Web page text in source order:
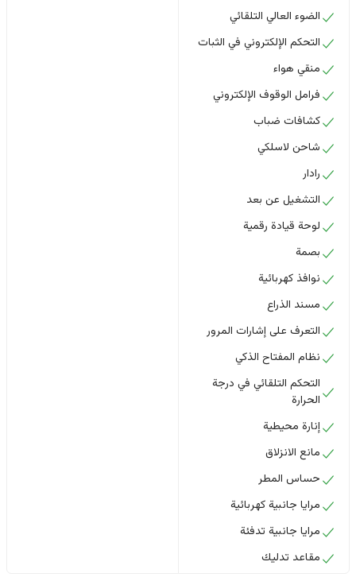
الضوء العالي التلقائي
التحكم الإلكتروني في الثبات
منقي هواء
فرامل الوقوف الإلكتروني
كشافات ضباب
شاحن لاسلكي
رادار
التشغيل عن بعد
لوحة قيادة رقمية
بصمة
نوافذ كهربائية
مسند الذراع
التعرف على إشارات المرور
نظام المفتاح الذكي
التحكم التلقائي في درجة
الحرارة
إنارة محيطية
مانع الانزلاق
حساس المطر
مرايا جانبية كهربائية
مرايا جانبية تدفئة
مقاعد تدليك